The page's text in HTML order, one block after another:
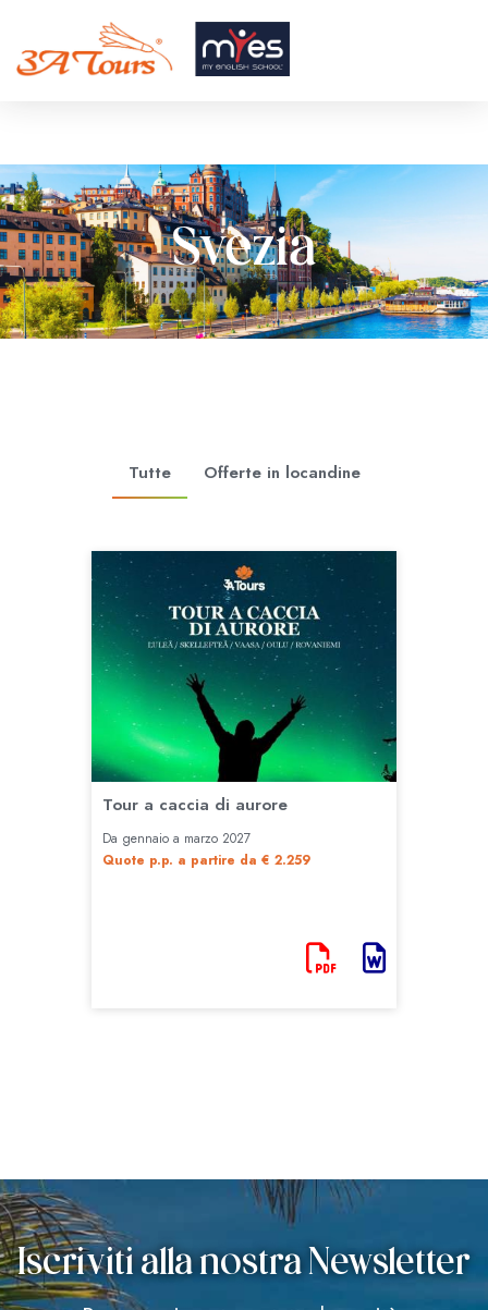
Svezia
Iscriviti alla nostra Newsletter